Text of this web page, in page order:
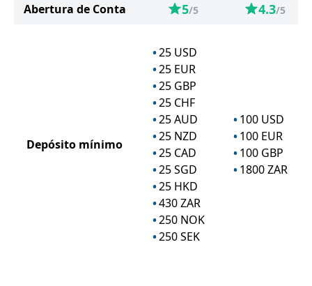
Abertura de Conta
5/5 4.3/5
Depósito mínimo
25 USD
25 EUR
25 GBP
25 CHF
25AUD
25 NZD
25 CAD
25SGD
25 HKD
430ZAR
250 NOK
250SEK
100 USD
100 EUR
100 GBP
1800 ZAR